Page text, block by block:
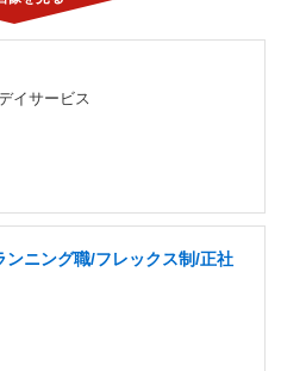
イサービス
ンニング職/フレックス制/正社